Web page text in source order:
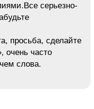
серьезно-
просьба, сделайте
очень часто
слова.